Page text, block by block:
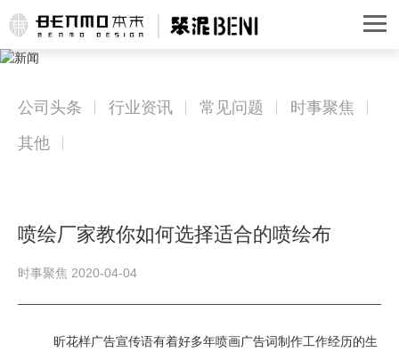
公司头条 行业资讯 常见问题
时事聚焦
其他
喷绘厂家教你如何选择适合的喷绘布
时事聚焦 2020-04-04
昕花样广告宣传语有着好多年喷画广告词制作工作经历的生